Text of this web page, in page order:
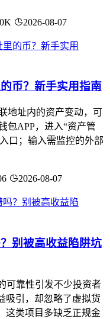
2026-08-07
币？新手实用指南
地址内的资产变动，可
包APP，进入“资产管
口；输入需监控的外部
2026-08-07
别被高收益陷阱坑
可靠性引发不少投资者
吸引，却忽略了虚拟货
这类项目多缺乏正规金